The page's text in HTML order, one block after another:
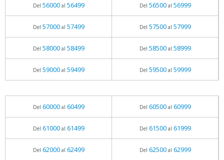
Del 56000al 56499 Del 56500al 56999
Del 57000al 57499 Del 57500al 57999
Del 58000al 58499 Del 58500al 58999
Del 59000al 59499 Del 59500al 59999
Del 60000al 60499 Del 60500al 60999
Del 61000al 61499 Del 61500al 61999
Del 62000al 62499 Del 62500al 62999